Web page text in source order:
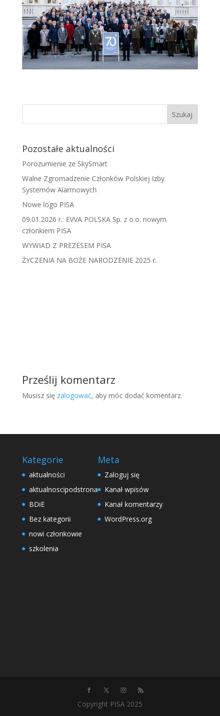
Pozostałe aktualności
Porozumienie ze SkySmart
Walne Zgromadzenie Członków Polskiej Izby
Systemów Alarmowych
Nowe logo PISA
09.01.2026 r.: EVVA POLSKA Sp. z o.o. nowym
członkiem PISA
WYWIAD Z PREZESEM PISA
ŻYCZENIA NA BOŻE NARODZENIE 2025 r.
Prześlij komentarz
Musisz się zalogować, aby móc dodać komentarz.
Kategorie
aktualności
aktualnoscipodstrona
BDiE
Bez kategorii
nowi członkowie
szkolenia
Meta
Zaloguj się
Kanał wpisów
Kanał komentarzy
WordPress.org
Copyright PISA 2025